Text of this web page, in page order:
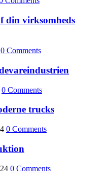
din virksomheds
0 Comments
0 Comments
trucks
0 Comments
0 Comments